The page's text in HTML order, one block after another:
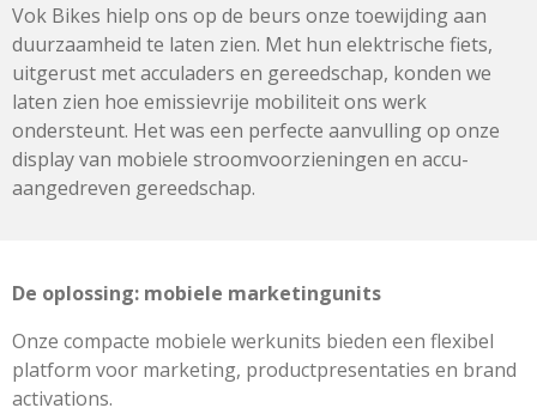
Vok Bikes hielp ons op de beurs onze toewijding aan
duurzaamheid te laten zien. Met hun elektrische fiets,
uitgerust met acculaders en gereedschap, konden we
laten zien hoe emissievrije mobiliteit ons werk
ondersteunt. Het was een perfecte aanvulling op onze
display van mobiele stroomvoorzieningen en accu-
aangedreven gereedschap.
De oplossing: mobiele marketingunits
Onze compacte mobiele werkunits bieden een flexibel
platform voor marketing, productpresentaties en brand
activations.